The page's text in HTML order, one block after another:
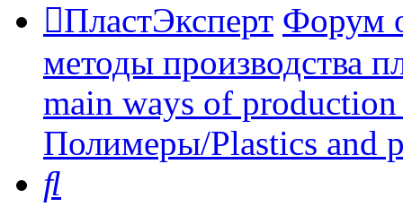
ПластЭксперт Форум
методы производства
main ways of
Полимеры/Plastics and